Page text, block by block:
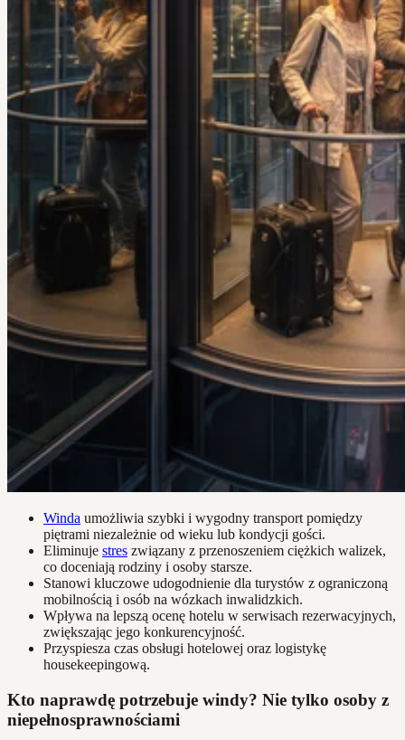
Winda umożliwia szybki i wygodny transport pomiędzy
piętrami niezależnie od wieku lub kondycji gości.
Eliminuje stres związany z przenoszeniem ciężkich walizek,
co doceniają rodziny i osoby starsze.
Stanowi kluczowe udogodnienie dla turystów z ograniczoną
mobilnością i osób na wózkach inwalidzkich.
Wpływa na lepszą ocenę hotelu w serwisach rezerwacyjnych,
zwiększając jego konkurencyjność.
Przyspiesza czas obsługi hotelowej oraz logistykę
housekeepingową.
Kto naprawdę potrzebuje windy? Nie tylko osoby z
niepełnosprawnościami